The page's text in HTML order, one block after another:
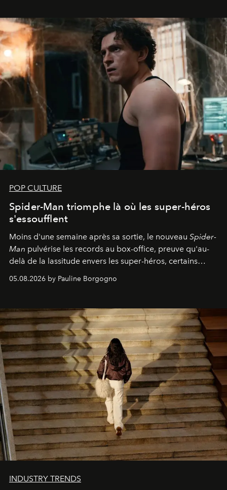
POP CULTURE
Spider-Man triomphe là où les super-héros
s'essoufflent
Moins d'une semaine après sa sortie, le nouveau Spider-
Man pulvérise les records au box-office, preuve qu'au-
delà de la lassitude envers les super-héros, certains
05.08.2026 by Pauline Borgogno
INDUSTRY TRENDS